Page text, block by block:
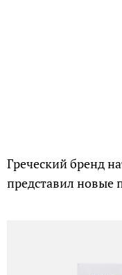
Греческий бренд
представил